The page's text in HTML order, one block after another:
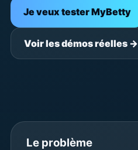
Je veux tester MyBetty
Voir les démos réelles →
Le problème